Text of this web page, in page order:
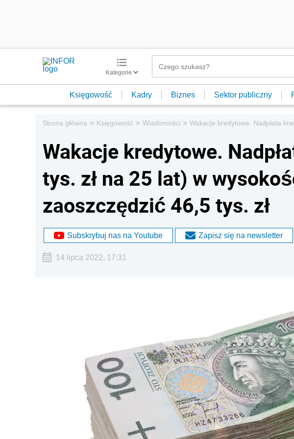
Kategorie
Księgowość Kadry Biznes Sektor publiczny
Strona główna » Księgowość » Wiadomości » Wakacje kredytowe. Nadpłata
Wakacje kredytowe.
tys. zł na 25 lat) w
zaoszczędzić 46,5 tys. zł
Subskrybuj nas na Youtube Zapisz się na newsletter
14 lipca 2022, 17:31